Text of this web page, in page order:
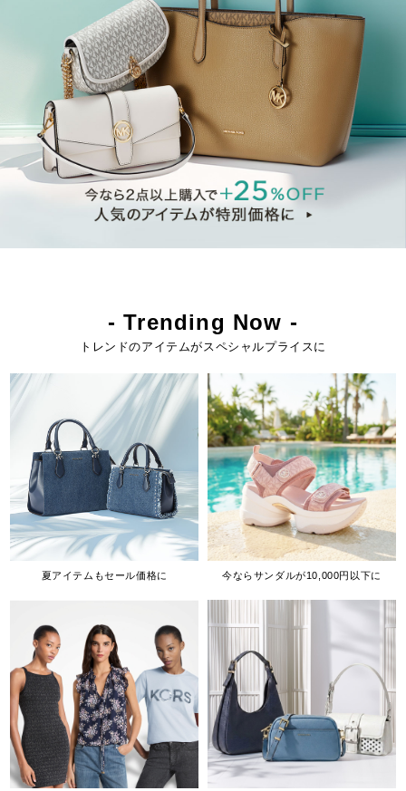
- Trending Now -
トレンドのアイテムがスペシャルプライスに
夏アイテムもセール価格に 今ならサンダルが10,000円以下に